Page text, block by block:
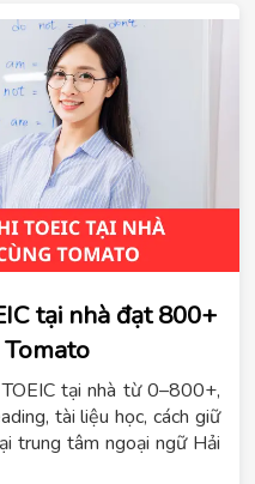
tại nhà đạt 800+
tại nhà từ 0–800+,
tài liệu học, cách giữ
trung tâm ngoại ngữ Hải